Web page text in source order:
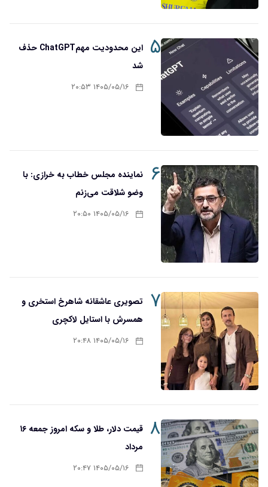
۵
این محدودیت مهمChatGPT حذف
شد
۱۴۰۵/۰۵/۱۶ ۲۰:۵۳
۶
نماینده مجلس خطاب به خرازی: با
وضو شلاقت می‌زنم
۱۴۰۵/۰۵/۱۶ ۲۰:۵۰
۷
تصویری عاشقانه شاهرخ استخری و
همسرش با استایل لاکچری
۱۴۰۵/۰۵/۱۶ ۲۰:۴۸
۸
قیمت دلار، طلا و سکه امروز جمعه ۱۶
مرداد
۱۴۰۵/۰۵/۱۶ ۲۰:۴۷